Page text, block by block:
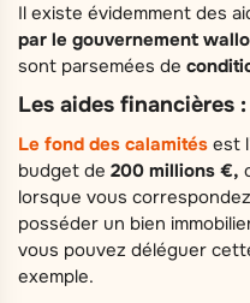
Il existe évidemment des
par le gouvernement
sont parsemées de
Les aides financières :
Le fond des calamités est
budget de 200 millions €,
lorsque vous
posséder un bien
vous pouvez déléguer
exemple.